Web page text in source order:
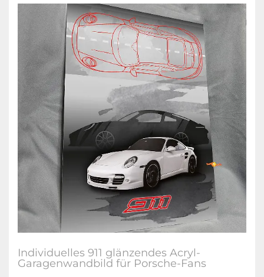
Individuelles 911 glänzendes Acryl-
Garagenwandbild für Porsche-Fans